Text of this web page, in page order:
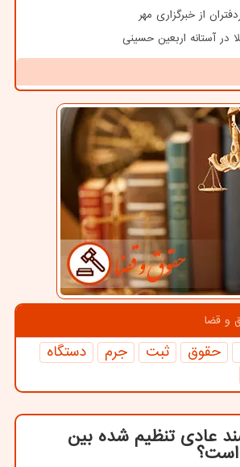
از خبرگزاری مهر
در آستانه اربعین حسینی
و قضا
حقوق ثبت جرم
دستگاه
عادی تنظیم شده بین